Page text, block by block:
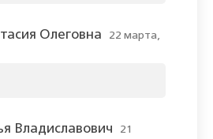
Олеговна
22 марта,
Владиславович
21